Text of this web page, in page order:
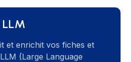
et enrichit vos fiches et
(Large Language